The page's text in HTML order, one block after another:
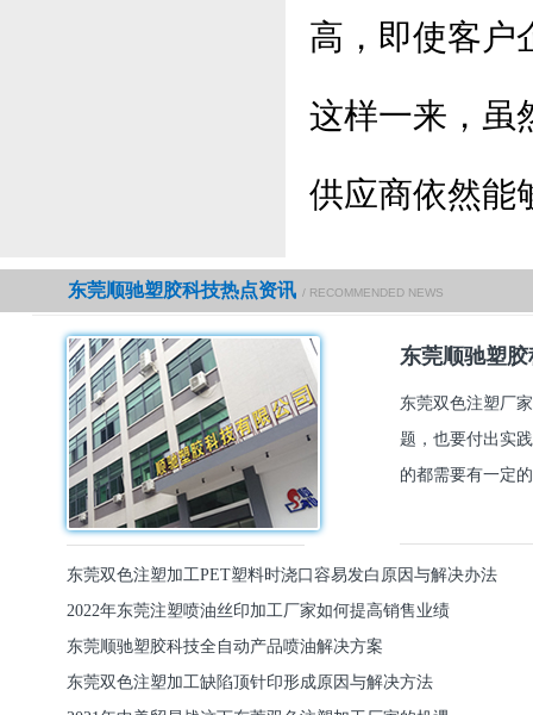
高，即使客户
这样一来，虽
供应商依然能
东莞顺驰塑胶科技热点资讯 / RECOMMENDED NEWS
东莞顺驰塑
东莞双色注塑厂
题，也要付出实
的都需要有一定
东莞双色注塑加工PET塑料时浇口容易发白原因与解决办法
2022年东莞注塑喷油丝印加工厂家如何提高销售业绩
东莞顺驰塑胶科技全自动产品喷油解决方案
东莞双色注塑加工缺陷顶针印形成原因与解决方法